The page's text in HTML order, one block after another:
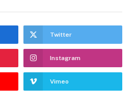
Twitter
Instagram
Vimeo